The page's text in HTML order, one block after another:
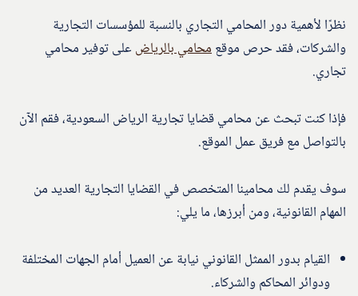
نظرًا لأهمية دور المحامي التجاري بالنسبة للمؤسسات التجارية
والشركات، فقد حرص موقعمحامي بالرياض على توفير محامي
تجاري.
فإذا كنت تبحث عن محامي قضايا تجارية الرياض السعودية، فقم الآن
بالتواصل مع فريق عمل الموقع.
سوف يقدم لك محامينا المتخصص في القضايا التجارية العديد من
المهام القانونية، ومن أبرزها، ما يلي:
القيام بدور الممثل القانوني نيابة عن العميل أمام الجهات المختلفة
ودوائر المحاكم والشركاء.